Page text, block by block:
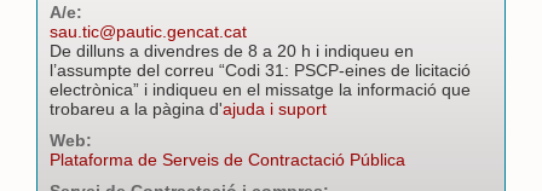
A/e:
sau.tic@pautic.gencat.cat
De dilluns a divendres de 8 a 20 h i indiqueu en
l’assumpte del correu “Codi 31: PSCP-eines de licitació
electrònica” i indiqueu en el missatge la informació que
trobareu a la pàgina d'ajuda i suport
Web:
Plataforma de Serveis de Contractació Pública